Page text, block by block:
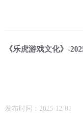
《乐虎游戏文化》-
发布时间：2025-12-01